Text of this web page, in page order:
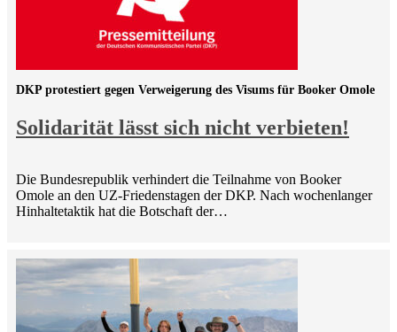
Solidarität lässt sich nicht verbieten!
DKP protestiert gegen Verweigerung des Visums für Booker Omole
Die Bundesrepublik verhindert die Teilnahme von Booker
Omole an den UZ-Friedenstagen der DKP. Nach wochenlanger
Hinhaltetaktik hat die Botschaft der…